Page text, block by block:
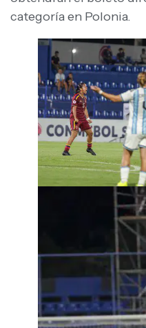
categoría en Polonia.